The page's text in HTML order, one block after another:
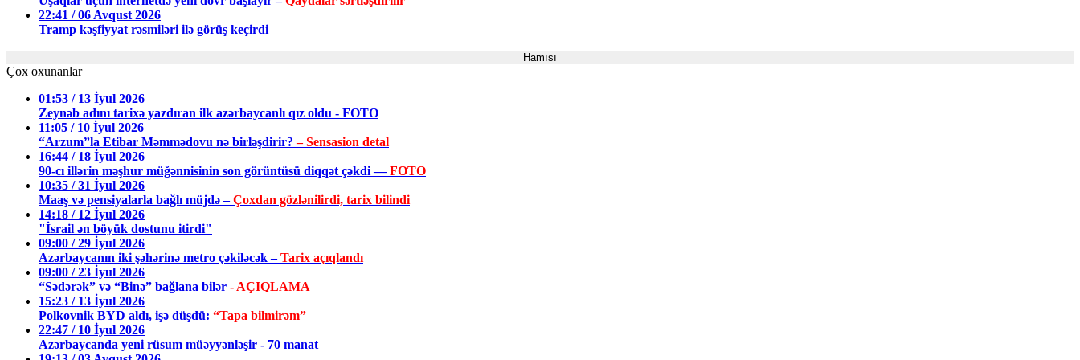
22:41 / 06 Avqust 2026
Tramp kəşfiyyat rəsmiləri ilə görüş keçirdi
Hamısı
Çox oxunanlar
01:53 / 13 İyul 2026
Zeynəb adını tarixə yazdıran ilk azərbaycanlı qız oldu - FOTO
11:05 / 10 İyul 2026
“Arzum”la Etibar Məmmədovu nə birləşdirir?– Sensasion detal
16:44 / 18 İyul 2026
90-cı illərin məşhur müğənnisinin son görüntüsü diqqət çəkdi —FOTO
10:35 / 31 İyul 2026
Maaş və pensiyalarla bağlı müjdə –Çoxdan gözlənilirdi, tarix bilindi
14:18 / 12 İyul 2026
"İsrail ən böyük dostunu itirdi"
09:00 / 29 İyul 2026
Azərbaycanın iki şəhərinə metro çəkiləcək –Tarix açıqlandı
09:00 / 23 İyul 2026
“Sədərək” və “Binə” bağlana bilər - AÇIQLAMA
15:23 / 13 İyul 2026
Polkovnik BYD aldı, işə düşdü: “Tapa bilmirəm”
22:47 / 10 İyul 2026
Azərbaycanda yeni rüsum müəyyənləşir - 70 manat